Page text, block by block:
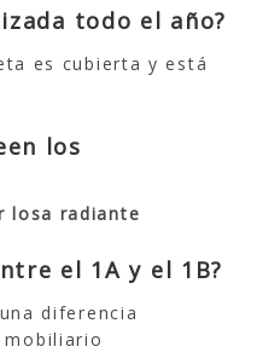
todo el año?
es cubierta y está
los
losa radiante
el 1A y el 1B?
diferencia